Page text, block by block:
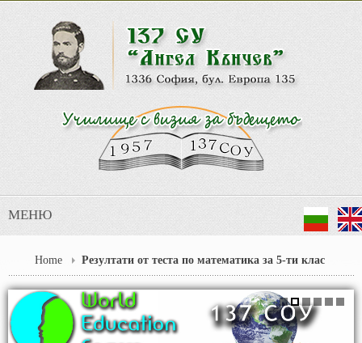
МЕНЮ
Home Резултати от теста по математика за 5-ти клас